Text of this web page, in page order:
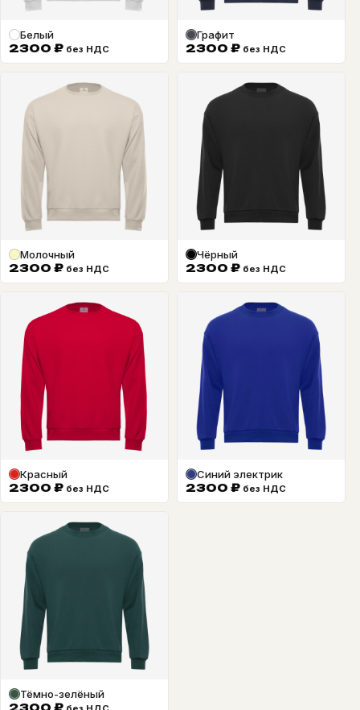
Белый
2300 ₽ без НДС
Графит
2300₽ без НДС
Молочный
2300 ₽ без НДС
Чёрный
2300₽ без НДС
Красный
2300 ₽ без НДС
Синий электрик
2300₽ без НДС
Тёмно-зелёный